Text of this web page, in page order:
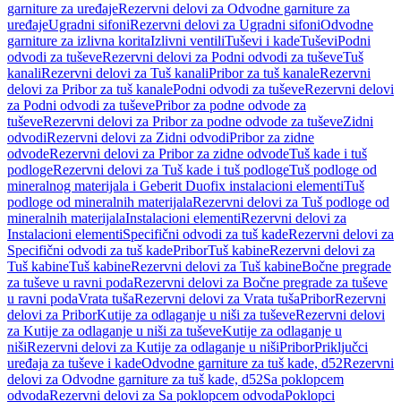
garniture za uređajeRezervni delovi za Odvodne garniture za
uređajeUgradni sifoniRezervni delovi za Ugradni sifoniOdvodne
garniture za izlivna koritaIzlivni ventiliTuševi i kadeTuševiPodni
odvodi za tuševeRezervni delovi za Podni odvodi za tuševeTuš
kanaliRezervni delovi za Tuš kanaliPribor za tuš kanaleRezervni
delovi za Pribor za tuš kanalePodni odvodi za tuševeRezervni delovi
za Podni odvodi za tuševePribor za podne odvode za
tuševeRezervni delovi za Pribor za podne odvode za tuševeZidni
odvodiRezervni delovi za Zidni odvodiPribor za zidne
odvodeRezervni delovi za Pribor za zidne odvodeTuš kade i tuš
podlogeRezervni delovi za Tuš kade i tuš podlogeTuš podloge od
mineralnog materijala i Geberit Duofix instalacioni elementiTuš
podloge od mineralnih materijalaRezervni delovi za Tuš podloge od
mineralnih materijalaInstalacioni elementiRezervni delovi za
Instalacioni elementiSpecifični odvodi za tuš kadeRezervni delovi za
Specifični odvodi za tuš kadePriborTuš kabineRezervni delovi za
Tuš kabineTuš kabineRezervni delovi za Tuš kabineBočne pregrade
za tuševe u ravni podaRezervni delovi za Bočne pregrade za tuševe
u ravni podaVrata tušaRezervni delovi za Vrata tušaPriborRezervni
delovi za PriborKutije za odlaganje u niši za tuševeRezervni delovi
za Kutije za odlaganje u niši za tuševeKutije za odlaganje u
nišiRezervni delovi za Kutije za odlaganje u nišiPriborPriključci
uređaja za tuševe i kadeOdvodne garniture za tuš kade, d52Rezervni
delovi za Odvodne garniture za tuš kade, d52Sa poklopcem
odvodaRezervni delovi za Sa poklopcem odvodaPoklopci